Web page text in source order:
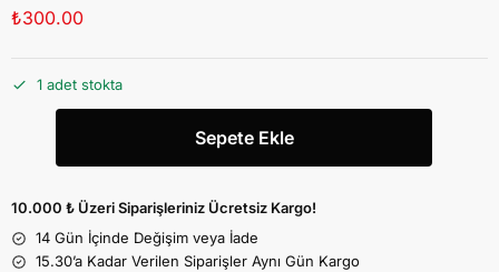
₺300.00
1 adet stokta
Sepete Ekle
10.000 ₺ Üzeri Siparişleriniz Ücretsiz Kargo!
14 Gün İçinde Değişim veya İade
15.30’a Kadar Verilen Siparişler Aynı Gün Kargo